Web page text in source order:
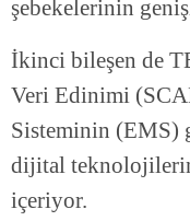
şebekelerinin
İkinci bileşen de
Veri Edinimi
Sisteminin (EMS)
dijital
içeriyor.